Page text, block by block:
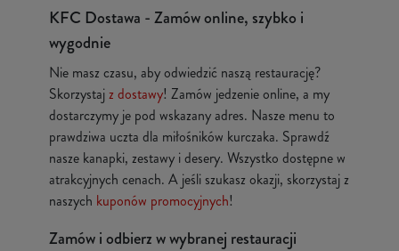
KFC Dostawa - Zamów online, szybko i
wygodnie
Nie masz czasu, aby odwiedzić naszą restaurację?
Skorzystajz dostawy! Zamów jedzenie online, a my
dostarczymy je pod wskazany adres. Nasze menu to
prawdziwa uczta dla miłośników kurczaka. Sprawdź
nasze kanapki, zestawy i desery. Wszystko dostępne w
atrakcyjnych cenach. A jeśli szukasz okazji, skorzystaj z
naszych kuponów promocyjnych!
Zamów i odbierz w wybranej restauracji